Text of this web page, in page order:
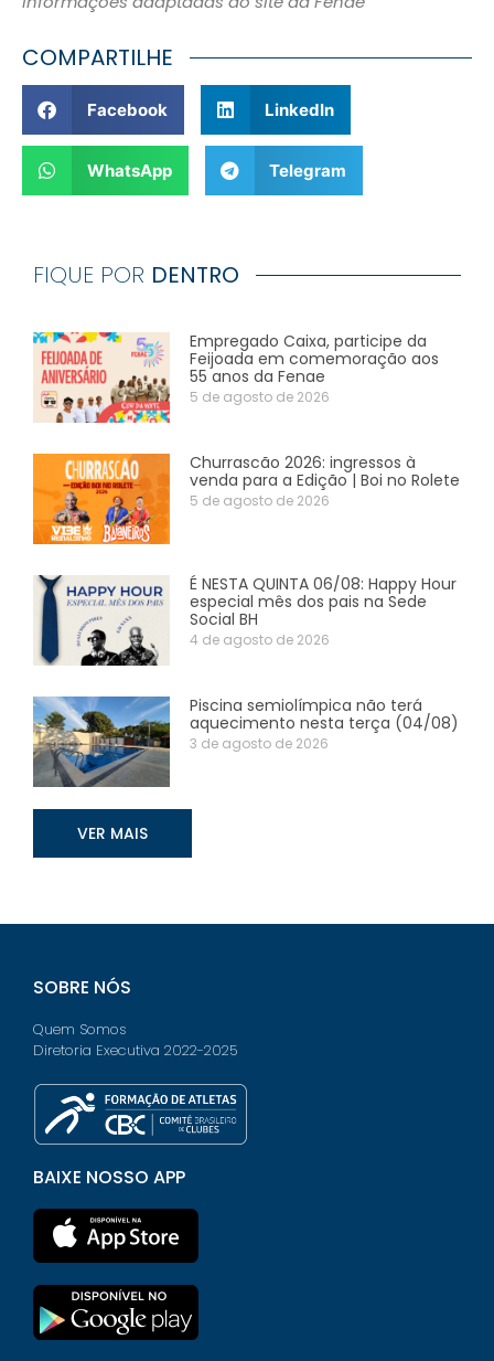
COMPARTILHE
Facebook LinkedIn
WhatsApp Telegram
FIQUE POR DENTRO
Empregado Caixa, participe da
Feijoada em comemoração aos
55 anos da Fenae
5 de agosto de 2026
Churrascão 2026: ingressos à
venda para a Edição | Boi no Rolete
5 de agosto de 2026
É NESTA QUINTA 06/08: Happy Hour
especial mês dos pais na Sede
Social BH
4 de agosto de 2026
Piscina semiolímpica não terá
aquecimento nesta terça (04/08)
3 de agosto de 2026
VER MAIS
SOBRE NÓS
Quem Somos
Diretoria Executiva 2022-2025
BAIXE NOSSO APP